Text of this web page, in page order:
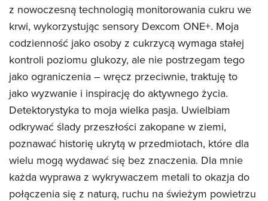
z nowoczesną technologią monitorowania cukru we
krwi, wykorzystując sensory Dexcom ONE+. Moja
codzienność jako osoby z cukrzycą wymaga stałej
kontroli poziomu glukozy, ale nie postrzegam tego
jako ograniczenia – wręcz przeciwnie, traktuję to
jako wyzwanie i inspirację do aktywnego życia.
Detektorystyka to moja wielka pasja. Uwielbiam
odkrywać ślady przeszłości zakopane w ziemi,
poznawać historię ukrytą w przedmiotach, które dla
wielu mogą wydawać się bez znaczenia. Dla mnie
każda wyprawa z wykrywaczem metali to okazja do
połączenia się z naturą, ruchu na świeżym powietrzu